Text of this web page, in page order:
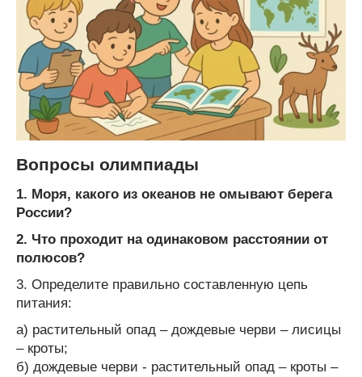
Вопросы олимпиады
1. Моря, какого из океанов не омывают берега
России?
2. Что проходит на одинаковом расстоянии от
полюсов?
3. Определите правильно составленную цепь
питания:
а) растительный опад – дождевые черви – лисицы
– кроты;
б) дождевые черви - растительный опад – кроты –